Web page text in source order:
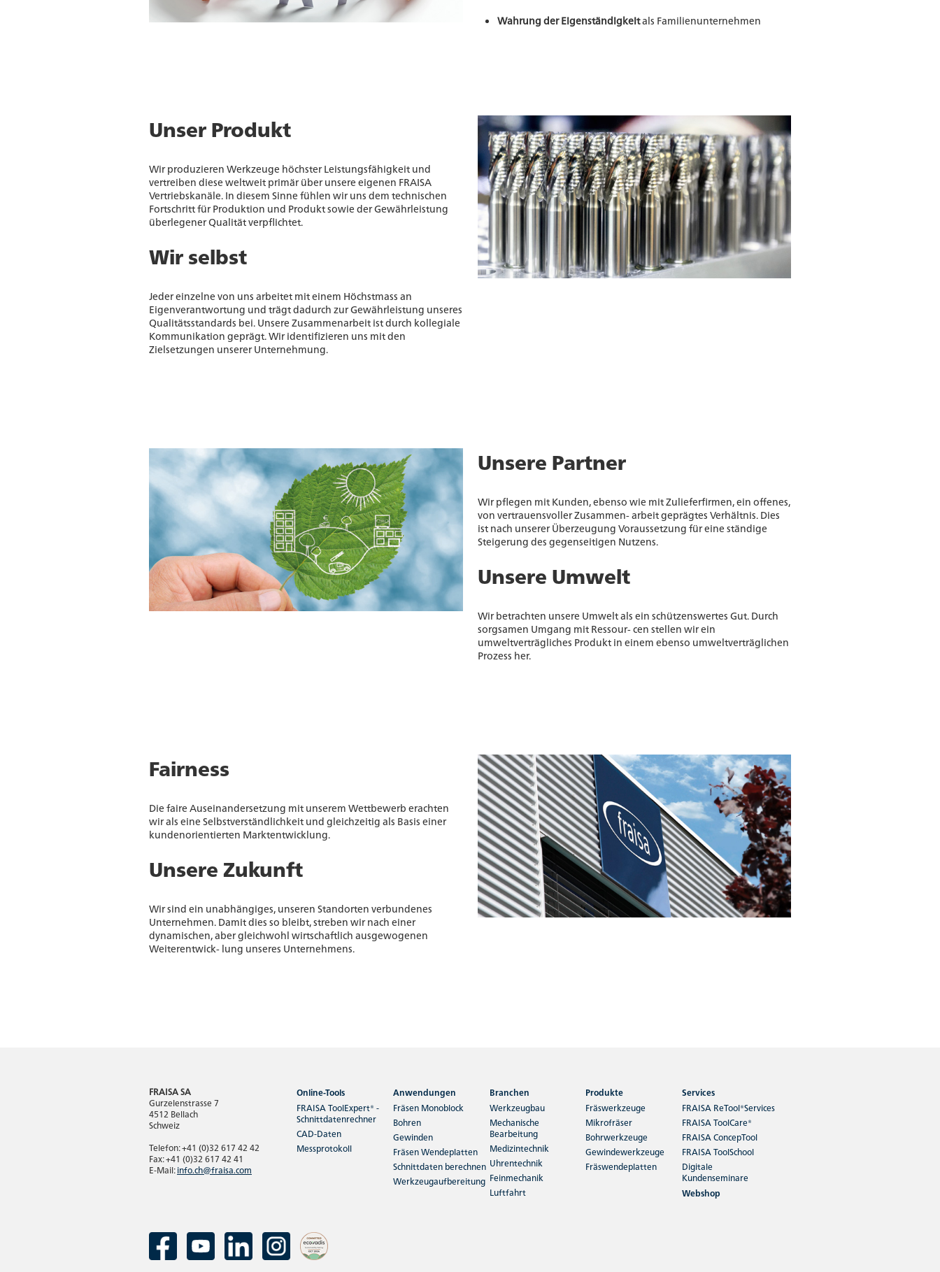
Wahrung der Eigenständigkeitals Familienunternehmen
Unser Produkt
Wir produzieren Werkzeuge höchster Leistungsfähigkeit und
vertreiben diese weltweit primär über unsere eigenen FRAISA
Vertriebskanäle. In diesem Sinne fühlen wir uns dem technischen
Fortschritt für Produktion und Produkt sowie der Gewährleistung
überlegener Qualität verpflichtet.
Wir selbst
Jeder einzelne von uns arbeitet mit einem Höchstmass an
Eigenverantwortung und trägt dadurch zur Gewährleistung unseres
Qualitätsstandards bei. Unsere Zusammenarbeit ist durch kollegiale
Kommunikation geprägt. Wir identifizieren uns mit den
Zielsetzungen unserer Unternehmung.
Unsere Partner
Wir pflegen mit Kunden, ebenso wie mit Zulieferfirmen, ein offenes,
von vertrauensvoller Zusammen- arbeit geprägtes Verhältnis. Dies
ist nach unserer Überzeugung Voraussetzung für eine ständige
Steigerung des gegenseitigen Nutzens.
Unsere Umwelt
Wir betrachten unsere Umwelt als ein schützenswertes Gut. Durch
sorgsamen Umgang mit Ressour- cen stellen wir ein
umweltverträgliches Produkt in einem ebenso umweltverträglichen
Prozess her.
Fairness
Die faire Auseinandersetzung mit unserem Wettbewerb erachten
wir als eine Selbstverständlichkeit und gleichzeitig als Basis einer
kundenorientierten Marktentwicklung.
Unsere Zukunft
Wir sind ein unabhängiges, unseren Standorten verbundenes
Unternehmen. Damit dies so bleibt, streben wir nach einer
dynamischen, aber gleichwohl wirtschaftlich ausgewogenen
Weiterentwick- lung unseres Unternehmens.
FRAISA SA
Gurzelenstrasse 7
4512 Bellach
Schweiz
Telefon: +41 (0)32 617 42 42
Fax: +41 (0)32 617 42 41
E-Mail:info.ch@fraisa.com
Online-Tools
FRAISA ToolExpert® -
Schnittdatenrechner
CAD-Daten
Messprotokoll
Anwendungen
Fräsen Monoblock
Bohren
Gewinden
Fräsen Wendeplatten
Schnittdaten berechnen
Werkzeugaufbereitung
Branchen
Werkzeugbau
Mechanische
Bearbeitung
Medizintechnik
Uhrentechnik
Feinmechanik
Luftfahrt
Produkte
Fräswerkzeuge
Mikrofräser
Bohrwerkzeuge
Gewindewerkzeuge
Fräswendeplatten
Services
FRAISA ReTool®Services
FRAISA ToolCare®
FRAISA ConcepTool
FRAISA ToolSchool
Digitale
Kundenseminare
Webshop